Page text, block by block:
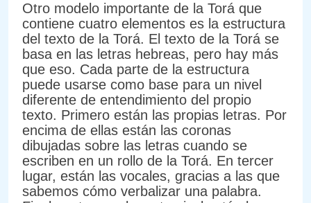
Otro modelo importante de la Torá que
contiene cuatro elementos es la estructura
del texto de la Torá. El texto de la Torá se
basa en las letras hebreas, pero hay más
que eso. Cada parte de la estructura
puede usarse como base para un nivel
diferente de entendimiento del propio
texto. Primero están las propias letras. Por
encima de ellas están las coronas
dibujadas sobre las letras cuando se
escriben en un rollo de la Torá. En tercer
lugar, están las vocales, gracias a las que
sabemos cómo verbalizar una palabra.